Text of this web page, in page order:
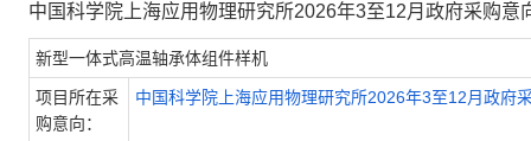
中国科学院上海应用物理研究所2026年3至12月政府采购
新型一体式高温轴承体组件样机
项目所在采
购意向：
中国科学院上海应用物理研究所2026年3至12月政府